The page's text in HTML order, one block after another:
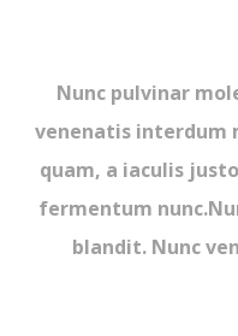
Nunc pulvinar
venenatis interdum
quam, a iaculis
fermentum
blandit. Nunc